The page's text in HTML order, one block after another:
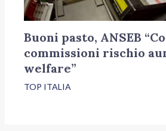
Buoni pasto, ANSEB
commissioni rischio
welfare”
TOP ITALIA